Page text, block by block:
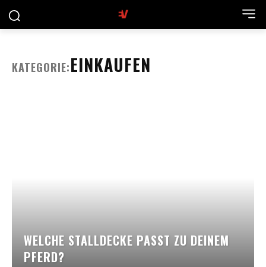
KATEGORIE:EINKAUFEN
WELCHE STALLDECKE PASST ZU DEINEM
PFERD?